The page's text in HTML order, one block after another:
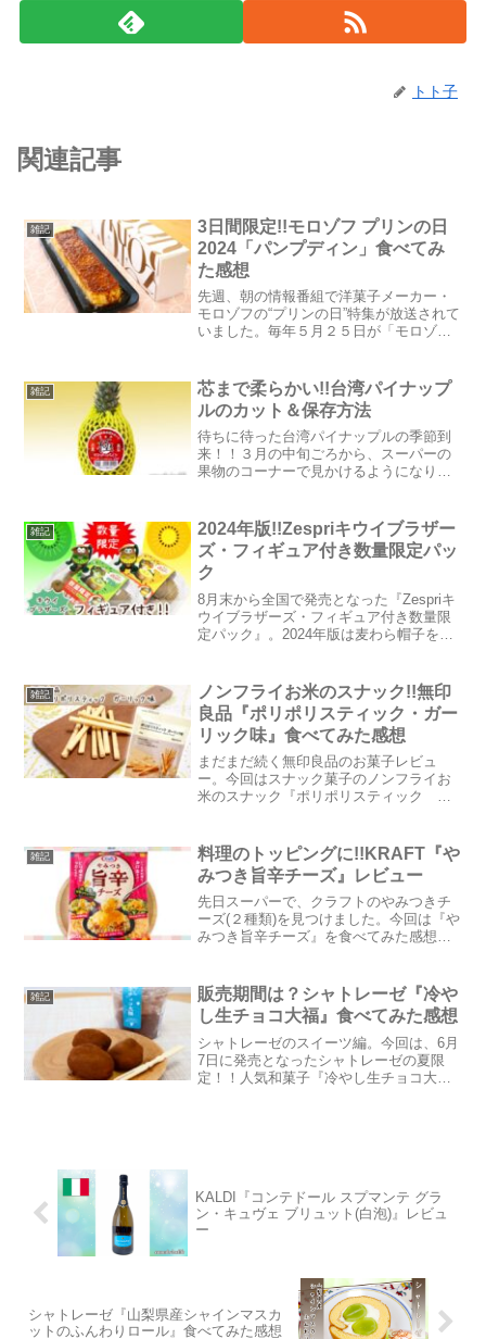
トト子
関連記事
雑記
3日間限定!!モロゾフ プリンの日
2024「パンプディン」食べてみ
た感想
先週、朝の情報番組で洋菓子メーカー・
モロゾフの“プリンの日”特集が放送されて
いました。毎年５月２５日が「モロゾ
特徴的な「パンプディン」が販売される
という内容でした。食べ...
雑記
芯まで柔らかい!!台湾パイナップ
ルのカット＆保存方法
待ちに待った台湾パイナップルの季節到
来！！３月の中旬ごろから、スーパーの
果物のコーナーで見かけるようになりま
で、すっかりハマりました。この近年、
日本のスーパーに並ぶよう...
雑記
2024年版!!Zespriキウイブラザー
ズ・フィギュア付き数量限定パッ
ク
8月末から全国で発売となった『Zespriキ
ウイブラザーズ・フィギュア付き数量限
定パック』。2024年版は麦わら帽子をか
期と値段は？◆販売時期◆第1弾：8月27
日～ ...
雑記
ノンフライお米のスナック!!無印
良品『ポリポリスティック・ガー
リック味』食べてみた感想
まだまだ続く無印良品のお菓子レビュ
ー。今回はスナック菓子のノンフライお
米のスナック『ポリポリスティック ガ
ティック ガーリック味】内容量：30g販
売価格：180円(税込...
雑記
料理のトッピングに!!KRAFT『や
みつき旨辛チーズ』レビュー
先日スーパーで、クラフトのやみつきチ
ーズ(２種類)を見つけました。今回は『や
みつき旨辛チーズ』を食べてみた感想
っぽいですが、料理にかけるだけの新感
覚のフレーバーシュレッ...
雑記
販売期間は？シャトレーゼ『冷や
し生チョコ大福』食べてみた感想
シャトレーゼのスイーツ編。今回は、6月
7日に発売となったシャトレーゼの夏限
定！！人気和菓子『冷やし生チョコ大
KALDI『コンテドール スプマンテ グラ
ン・キュヴェ ブリュット(白泡)』レビュ
ー
シャトレーゼ『山梨県産シャインマスカ
ットのふんわりロール』食べてみた感想